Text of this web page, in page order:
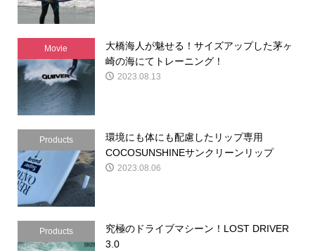
Movie
大橋海人が魅せる！サイズアップした茅ヶ
崎の海にてトレーニング！
2023.08.13
Products
環境にも体にも配慮したリップ専用
COCOSUNSHINEサンクリーンリップ
2023.08.06
Products
究極のドライブマシーン！LOST DRIVER
3.0